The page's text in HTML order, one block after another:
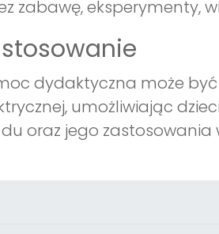
zabawę, eksperymenty,
dydaktyczna może
umożliwiając
oraz jego zastosowania